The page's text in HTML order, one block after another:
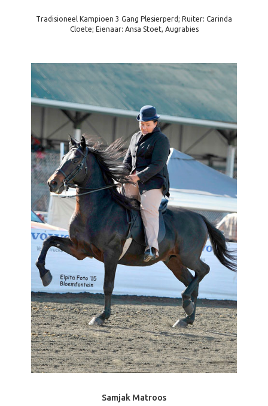
Tradisioneel Kampioen 3 Gang Plesierperd; Ruiter: Carinda
Cloete; Eienaar: Ansa Stoet, Augrabies
Samjak Matroos